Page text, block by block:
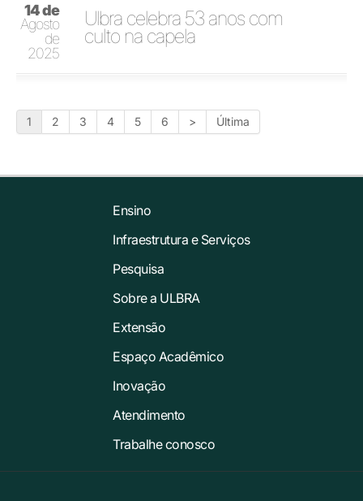
14 de
Agosto
de
2025
Ulbra celebra 53 anos com
culto na capela
1 2 3 4 5 6 > Última
Ensino
Infraestrutura e Serviços
Pesquisa
Sobre a ULBRA
Extensão
Espaço Acadêmico
Inovação
Atendimento
Trabalhe conosco